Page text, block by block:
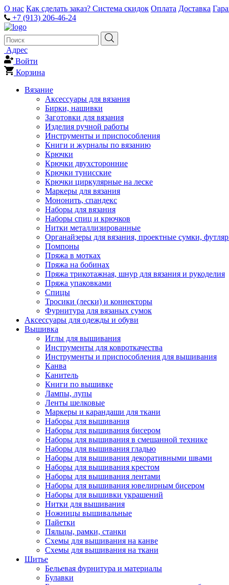
О нас Как сделать заказ? Система скидок Оплата Доставка
+7 (913) 206-46-24
Адрес
Войти
Корзина
Вязание
Аксессуары для вязания
Бирки, нашивки
Заготовки для вязания
Изделия ручной работы
Инструменты и приспособления
Книги и журналы по вязанию
Крючки
Крючки двухсторонние
Крючки тунисские
Крючки циркулярные на леске
Маркеры для вязания
Мононить, спандекс
Наборы для вязания
Наборы спиц и крючков
Нитки металлизированные
Органайзеры для вязания, проектные сумки,
Помпоны
Пряжа в мотках
Пряжа на бобинах
Пряжа трикотажная, шнур для вязания и рукоделия
Пряжа упаковками
Спицы
Тросики (лески) и коннекторы
Фурнитура для вязаных сумок
Аксессуары для одежды и обуви
Вышивка
Иглы для вышивания
Инструменты для ковроткачества
Инструменты и приспособления для вышивания
Канва
Канитель
Книги по вышивке
Лампы, лупы
Ленты шелковые
Маркеры и карандаши для ткани
Наборы для вышивания
Наборы для вышивания бисером
Наборы для вышивания в смешанной технике
Наборы для вышивания гладью
Наборы для вышивания декоративными швами
Наборы для вышивания крестом
Наборы для вышивания лентами
Наборы для вышивания ювелирным бисером
Наборы для вышивки украшений
Нитки для вышивания
Ножницы вышивальные
Пайетки
Пяльцы, рамки, станки
Схемы для вышивания на канве
Схемы для вышивания на ткани
Шитье
Бельевая фурнитура и материалы
Булавки